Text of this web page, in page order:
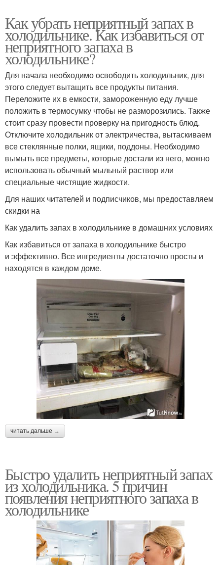
Как убрать неприятный запах в
холодильнике. Как избавиться от
неприятного запаха в
холодильнике?
Для начала необходимо освободить холодильник, для
этого следует вытащить все продукты питания.
Переложите их в емкости, замороженную еду лучше
положить в термосумку чтобы не разморозились. Также
стоит сразу провести проверку на пригодность блюд.
Отключите холодильник от электричества, вытаскиваем
все стеклянные полки, ящики, поддоны. Необходимо
вымыть все предметы, которые достали из него, можно
использовать обычный мыльный раствор или
специальные чистящие жидкости.
Для наших читателей и подписчиков, мы предоставляем
скидки на
Как удалить запах в холодильнике в домашних условиях
Как избавиться от запаха в холодильнике быстро
и эффективно. Все ингредиенты достаточно просты и
находятся в каждом доме.
читать дальше →
Быстро удалить неприятный запах
из холодильника. 5 причин
появления неприятного запаха в
холодильнике